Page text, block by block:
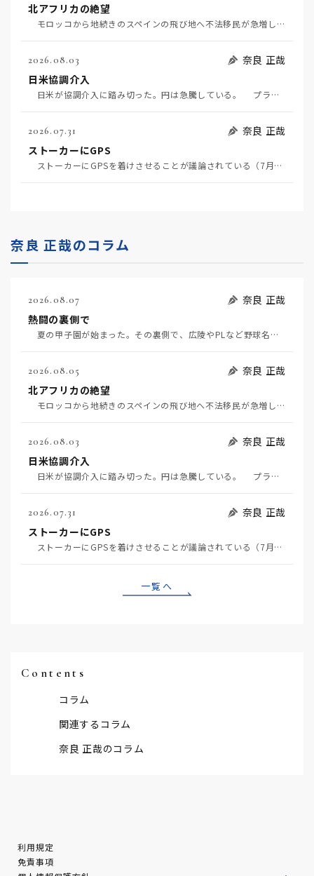
北アフリカの絶望
モロッコから地続きのスペインの飛び地へ不法移民が急増していて、当地の大問題となっている。「海を泳い…
2026.08.03
奈良 正哉
日米協調介入
日米が協調介入に踏み切った。円は急騰している。 プラザ合意以降、協調介入は為替相場の転機になって…
2026.07.31
奈良 正哉
ストーカーにGPS
ストーカーにGPSを着けさせることが議論されている（7月29日日経）。反対派は「ストーカーにも人権…
奈良 正哉のコラム
2026.08.07
奈良 正哉
熱闘の裏側で
夏の甲子園が始まった。その裏側で、広陵やPLなど野球名門校（だった）の不祥事のその後について、「熱…
2026.08.05
奈良 正哉
北アフリカの絶望
モロッコから地続きのスペインの飛び地へ不法移民が急増していて、当地の大問題となっている。「海を泳い…
2026.08.03
奈良 正哉
日米協調介入
日米が協調介入に踏み切った。円は急騰している。 プラザ合意以降、協調介入は為替相場の転機になって…
2026.07.31
奈良 正哉
ストーカーにGPS
ストーカーにGPSを着けさせることが議論されている（7月29日日経）。反対派は「ストーカーにも人権…
一覧へ
Contents
コラム
関連するコラム
奈良 正哉のコラム
利用規定
免責事項